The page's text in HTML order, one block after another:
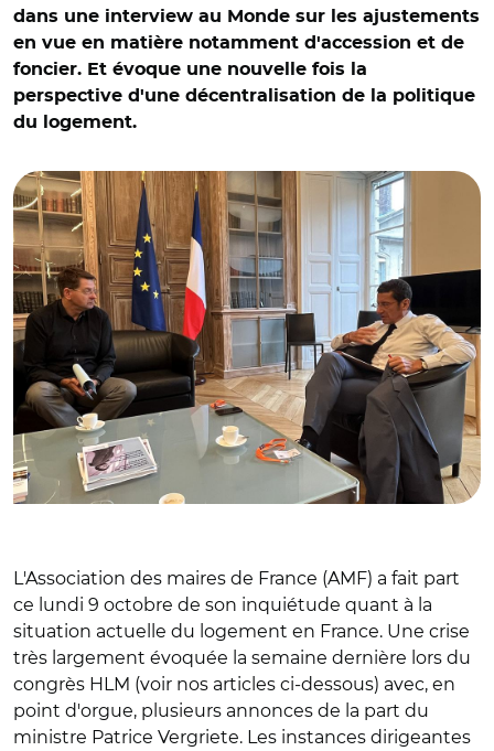
dans une interview au Monde sur les ajustements
en vue en matière notamment d'accession et de
foncier. Et évoque une nouvelle fois la
perspective d'une décentralisation de la politique
du logement.
© @ilecallennec/ Patrice Vergriete et Davivid Lisnard le 12
L'Association des maires de France (AMF) a fait part
ce lundi 9 octobre de son inquiétude quant à la
situation actuelle du logement en France. Une crise
très largement évoquée la semaine dernière lors du
congrès HLM (voir nos articles ci-dessous) avec, en
point d'orgue, plusieurs annonces de la part du
ministre Patrice Vergriete. Les instances dirigeantes